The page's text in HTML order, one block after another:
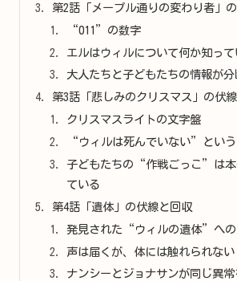
第2話「メープル通りの変わり者」
“011”の数字
エルはウィルについて何か知って
大人たちと子どもたちの情報が
第3話「悲しみのクリスマス」の伏
クリスマスライトの文字盤
“ウィルは死んでいない”とい
子どもたちの“作戦ごっこ”は本
ている
第4話「遺体」の伏線と回収
発見された“ウィルの遺体”への
声は届くが、体には触れられない
ナンシーとジョナサンが同じ異